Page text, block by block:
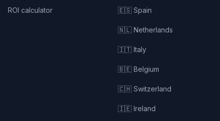
ROI calculator
🇪🇸 Spain
🇳🇱 Netherlands
🇮🇹 Italy
🇧🇪 Belgium
🇨🇭 Switzerland
🇮🇪 Ireland